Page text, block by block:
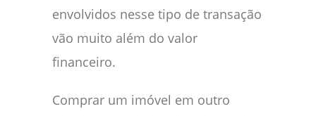
envolvidos nesse tipo de transação
vão muito além do valor
financeiro.
Comprar um imóvel em outro